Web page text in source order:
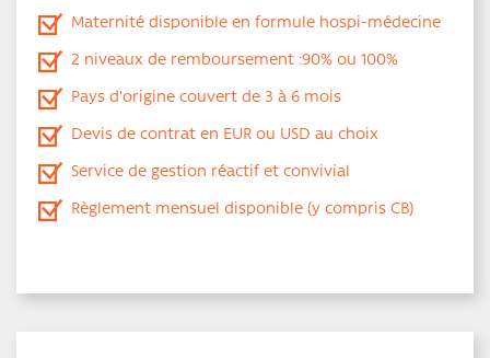
Maternité disponible en formule hospi-médecine
2 niveaux de remboursement :90% ou 100%
Pays d'origine couvert de 3 à 6 mois
Devis de contrat en EUR ou USD au choix
Service de gestion réactif et convivial
Règlement mensuel disponible (y compris CB)